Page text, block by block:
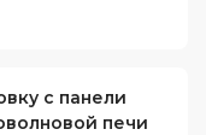
с панели
печи